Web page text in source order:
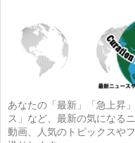
あなたの「最新」「急上昇
ス」など、最新の気になる
動画、人気のトピックスや